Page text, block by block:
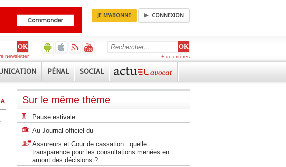
JE M'ABONNE CONNEXION
+ de critères
newsletter
PÉNAL SOCIAL
Sur le même thème
Pause estivale
Au Journal officiel du
Assureurs et Cour de cassation : quelle
transparence pour les consultations menées en
amont des décisions ?